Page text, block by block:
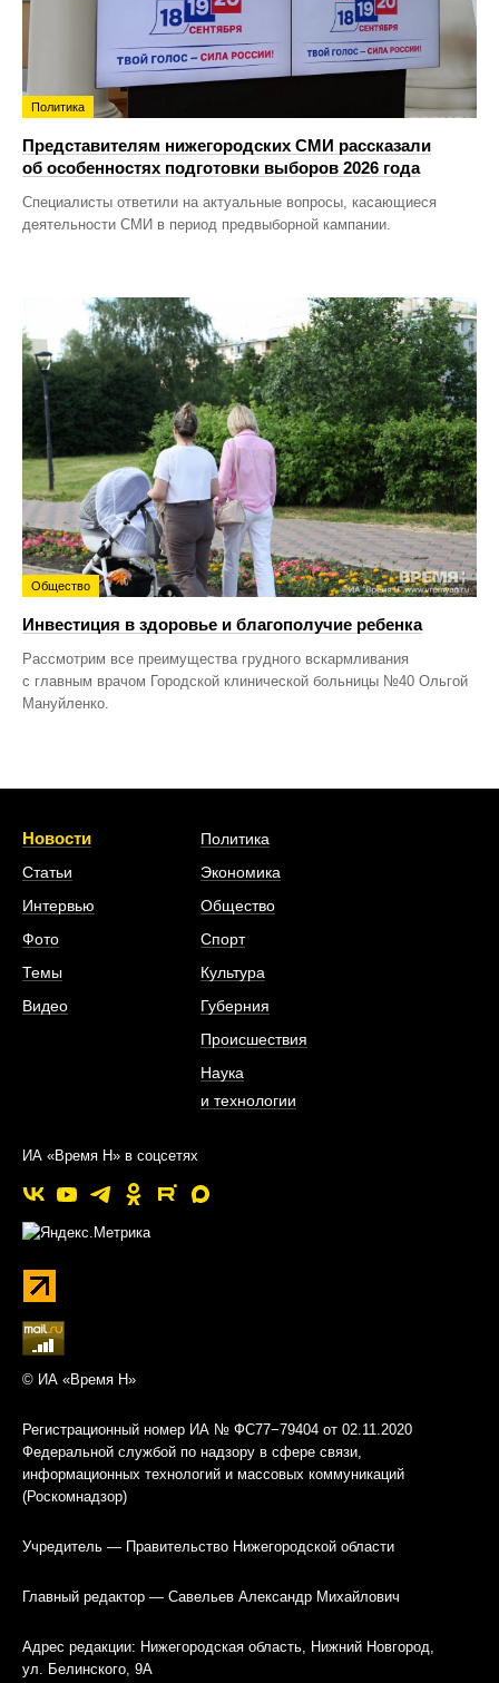
Политика
Представителям нижегородских СМИ рассказали
об особенностях подготовки выборов 2026 года
Специалисты ответили на актуальные вопросы, касающиеся
деятельности СМИ в период предвыборной кампании.
Общество
Инвестиция в здоровье и благополучие ребенка
Рассмотрим все преимущества грудного вскармливания
с главным врачом Городской клинической больницы №40 Ольгой
Мануйленко.
Новости
Статьи
Интервью
Фото
Темы
Видео
Политика
Экономика
Общество
Спорт
Культура
Губерния
Происшествия
Наука
и технологии
ИА «Время Н» в соцсетях
© ИА «Время Н»
Регистрационный номер ИА № ФС77−79404 от 02.11.2020
Федеральной службой по надзору в сфере связи,
информационных технологий и массовых коммуникаций
(Роскомнадзор)
Учредитель — Правительство Нижегородской области
Главный редактор — Савельев Александр Михайлович
Адрес редакции: Нижегородская область, Нижний Новгород,
ул. Белинского, 9А